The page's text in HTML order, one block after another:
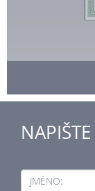
JMÉNO: